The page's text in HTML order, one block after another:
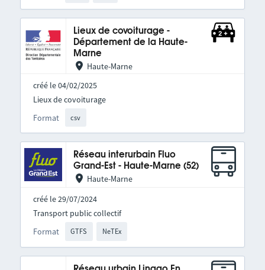
Lieux de covoiturage -
Département de la Haute-
Marne
Haute-Marne
créé le 04/02/2025
Format csv
Lieux de covoiturage
Réseau interurbain Fluo
Grand-Est - Haute-Marne (52)
Haute-Marne
créé le 29/07/2024
Format GTFS NeTEx
Transport public collectif